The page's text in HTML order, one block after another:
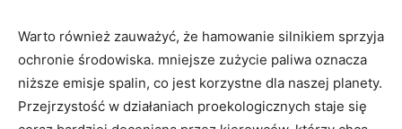
Warto również zauważyć, że hamowanie silnikiem sprzyja
ochronie środowiska. mniejsze zużycie paliwa oznacza
niższe emisje spalin, co jest korzystne dla naszej planety.
Przejrzystość w działaniach proekologicznych staje się